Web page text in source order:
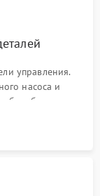
управления.
насоса и
барабана и
разрывы.